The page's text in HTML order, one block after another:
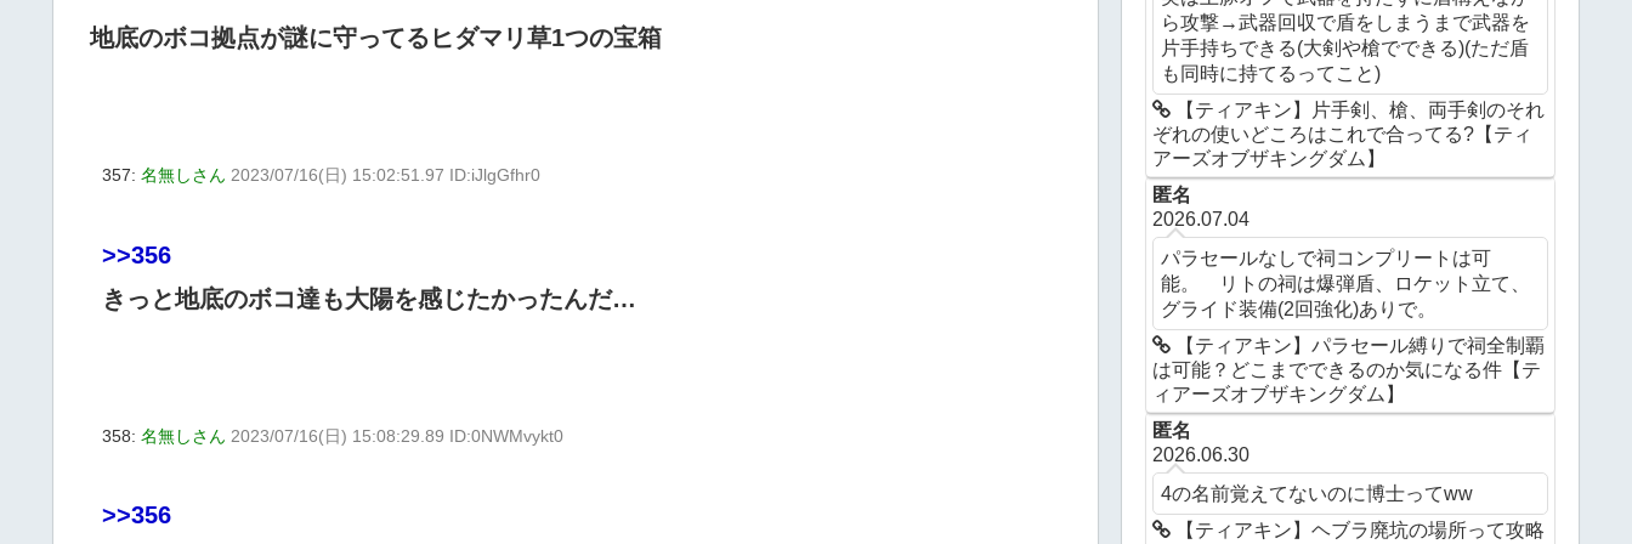
地底のボコ拠点が謎に守ってるヒダマリ草1つの宝箱
357: 名無しさん 2023/07/16(日) 15:02:51.97 ID:iJlgGfhr0
>>356
きっと地底のボコ達も大陽を感じたかったんだ…
358: 名無しさん 2023/07/16(日) 15:08:29.89 ID:0NWMvykt0
>>356
ら攻撃→武器回収で盾をしまうまで武器を
片手持ちできる(大剣や槍でできる)(ただ盾
も同時に持てるってこと)
【ティアキン】片手剣、槍、両手剣のそれ
ぞれの使いどころはこれで合ってる?【ティ
アーズオブザキングダム】
匿名
2026.07.04
パラセールなしで祠コンプリートは可
能。 リトの祠は爆弾盾、ロケット立て、
グライド装備(2回強化)ありで。
【ティアキン】パラセール縛りで祠全制覇
は可能？どこまでできるのか気になる件【テ
ィアーズオブザキングダム】
匿名
2026.06.30
4の名前覚えてないのに博士ってww
【ティアキン】ヘブラ廃坑の場所って攻略